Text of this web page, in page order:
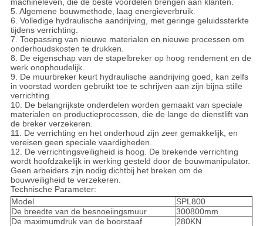
machineleven, die de beste voordelen brengen aan klanten.
5. Algemene bouwmethode, laag energieverbruik.
6. Volledige hydraulische aandrijving, met geringe geluidssterkte
tijdens verrichting.
7. Toepassing van nieuwe materialen en nieuwe processen om
onderhoudskosten te drukken.
8. De eigenschap van de stapelbreker op hoog rendement en de
werk onophoudelijk.
9. De muurbreker keurt hydraulische aandrijving goed, kan zelfs
in voorstad worden gebruikt toe te schrijven aan zijn bijna stille
verrichting.
10. De belangrijkste onderdelen worden gemaakt van speciale
materialen en productieprocessen, die de lange de dienstlift van
de breker verzekeren.
11. De verrichting en het onderhoud zijn zeer gemakkelijk, en
vereisen geen speciale vaardigheden.
12. De verrichtingsveiligheid is hoog. De brekende verrichting
wordt hoofdzakelijk in werking gesteld door de bouwmanipulator.
Geen arbeiders zijn nodig dichtbij het breken om de
bouwveiligheid te verzekeren.
Technische Parameter:
Model
SPL800
De breedte van de besnoeiingsmuur
300800mm
De maximumdruk van de boorstaaf
280KN